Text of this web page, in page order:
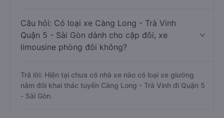
Câu hỏi: Có loại xe Càng Long - Trà Vinh
Quận 5 - Sài Gòn dành cho cặp đôi, xe
limousine phòng đôi không?
Trả lời: Hiện tại chưa có nhà xe nào có loại xe giường
nằm đôi khai thác tuyến Càng Long - Trà Vinh đi Quận 5
- Sài Gòn.